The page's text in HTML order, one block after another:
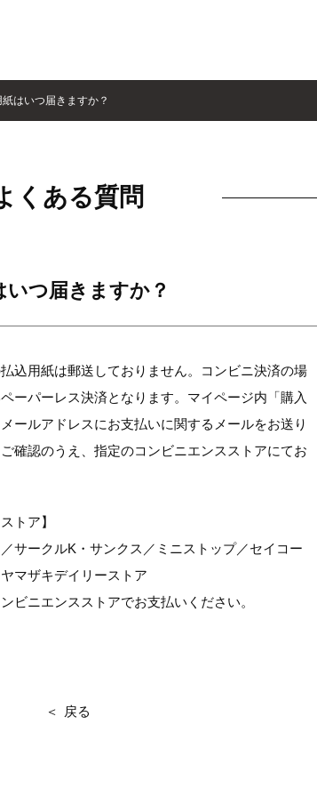
はいつ届きますか？
くある質問
いつ届きますか？
込用紙は郵送しておりません。コンビニ決済の場
ーパーレス決済となります。マイページ内「購入
ールアドレスにお支払いに関するメールをお送り
確認のうえ、指定のコンビニエンスストアにてお
トア】
サークルK・サンクス／ミニストップ／セイコー
マザキデイリーストア
ビニエンスストアでお支払いください。
戻る